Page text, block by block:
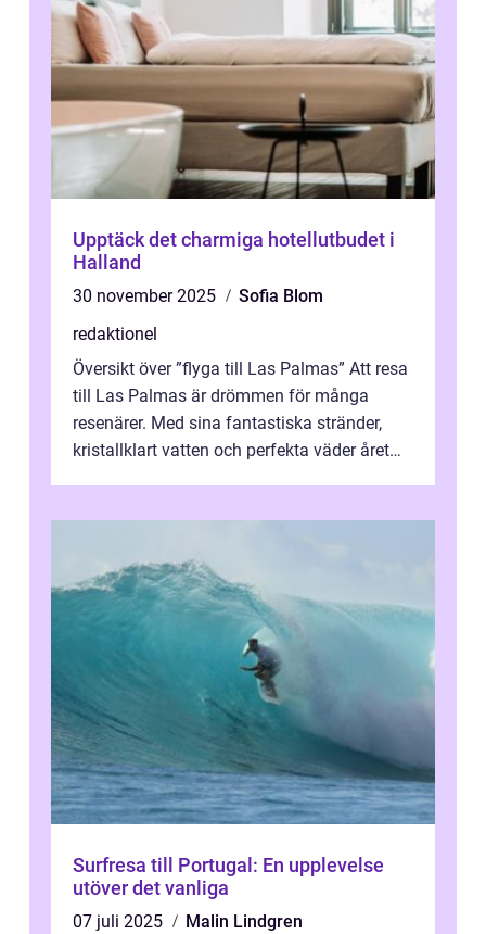
Upptäck det charmiga hotellutbudet i
Halland
30 november 2025
Sofia Blom
redaktionel
Översikt över ”flyga till Las Palmas” Att resa
till Las Palmas är drömmen för många
resenärer. Med sina fantastiska stränder,
kristallklart vatten och perfekta väder året
Surfresa till Portugal: En upplevelse
utöver det vanliga
07 juli 2025
Malin Lindgren